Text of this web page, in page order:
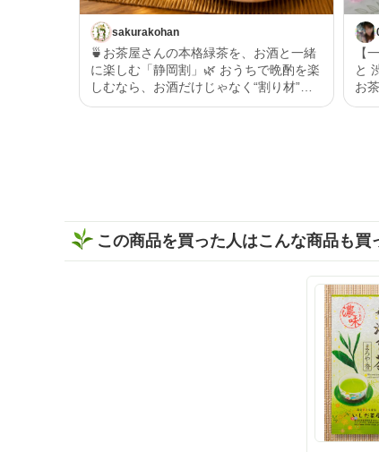
sakurakohan
🍵お茶屋さんの本格緑茶を、お酒と一緒
に楽しむ「静岡割」🌿 おうちで晩酌を楽
しむなら、お酒だけじゃなく“割り材”に
もこだわりたい✨ 今回味わったのは、い
れた濃旨緑茶は、ティーバッグとは思え
ないほどしっかりとした味わい😋 香ばし
広がって、まるで茶葉から丁寧に淹れた
ような本格的な美味しさを楽しめました
【
と 渋みがなく 誰にでも好まれるような
お茶で一息
い
「
細
#黒
この商品を買った人はこんな商品も買